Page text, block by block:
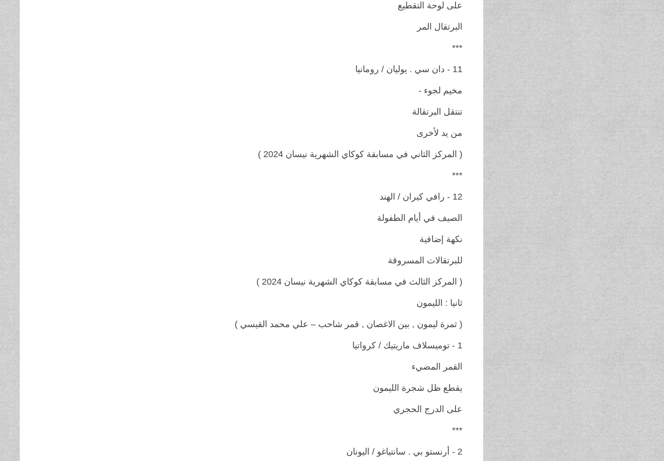
على لوحة التقطيع
البرتقال المر
***
11 - دان سي . يوليان / رومانيا
مخيم لجوء -
تنتقل البرتقالة
من يد لأخرى
( المركز الثاني في مسابقة كوكاي الشهرية نيسان 2024 )
***
12 - رافي كيران / الهند
الصيف في أيام الطفولة
نكهة إضافية
للبرتقالات المسروقة
( المركز الثالث في مسابقة كوكاي الشهرية نيسان 2024 )
ثانيا : الليمون
( ثمرة ليمون , بين الاغصان , قمر شاحب – علي محمد القيسي )
1 - توميسلاف ماريتيك / كرواتيا
القمر المضيء
يقطع ظل شجرة الليمون
على الدرج الحجري
***
2 - أرنستو بي . سانتياغو / اليونان